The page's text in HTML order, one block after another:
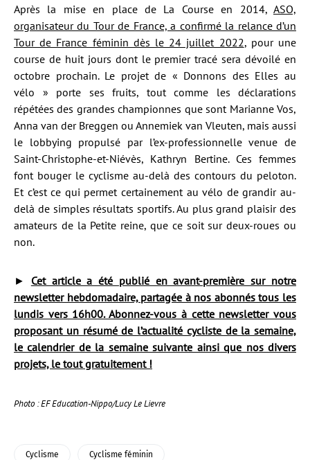
Après la mise en place de La Course en 2014, ASO,
organisateur du Tour de France, a confirmé la relance d’un
Tour de France féminin dès le 24 juillet 2022, pour une
course de huit jours dont le premier tracé sera dévoilé en
octobre prochain. Le projet de « Donnons des Elles au
vélo » porte ses fruits, tout comme les déclarations
répétées des grandes championnes que sont Marianne Vos,
Anna van der Breggen ou Annemiek van Vleuten, mais aussi
le lobbying propulsé par l’ex-professionnelle venue de
Saint-Christophe-et-Niévès, Kathryn Bertine. Ces femmes
font bouger le cyclisme au-delà des contours du peloton.
Et c’est ce qui permet certainement au vélo de grandir au-
delà de simples résultats sportifs. Au plus grand plaisir des
amateurs de la Petite reine, que ce soit sur deux-roues ou
non.
► Cet article a été publié en avant-première sur notre
newsletter hebdomadaire, partagée à nos abonnés tous les
lundis vers 16h00. Abonnez-vous à cette newsletter vous
proposant un résumé de l’actualité cycliste de la semaine,
le calendrier de la semaine suivante ainsi que nos divers
projets, le tout gratuitement !
Photo : EF Education-Nippo/Lucy Le Lievre
Cyclisme Cyclisme féminin